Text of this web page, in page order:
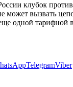
клубок
может вызвать
еще одной
TelegramViber